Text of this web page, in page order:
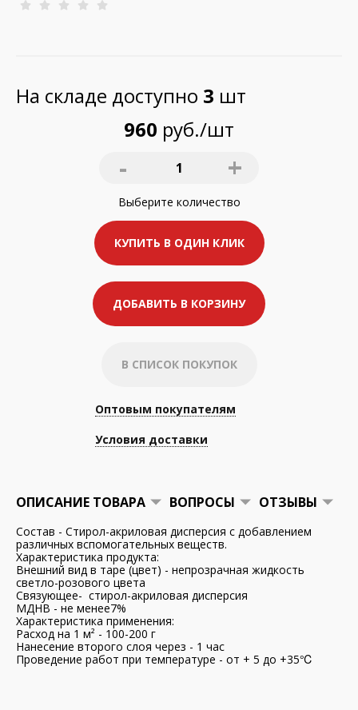
На складе доступно 3 шт
960 руб./шт
- 1 +
Выберите количество
КУПИТЬ В ОДИН КЛИК
ДОБАВИТЬ В КОРЗИНУ
В СПИСОК ПОКУПОК
Оптовым покупателям
Условия доставки
ОПИСАНИЕ ТОВАРА ВОПРОСЫ ОТЗЫВЫ
Состав - Стирол-акриловая дисперсия с добавлением
различных вспомогательных веществ.
Характеристика продукта:
Внешний вид в таре (цвет) - непрозрачная жидкость
светло-розового цвета
Связующее- стирол-акриловая дисперсия
МДНВ - не менее7%
Характеристика применения:
Расход на 1 м² - 100-200 г
Нанесение второго слоя через - 1 час
Проведение работ при температуре - от + 5 до +35℃